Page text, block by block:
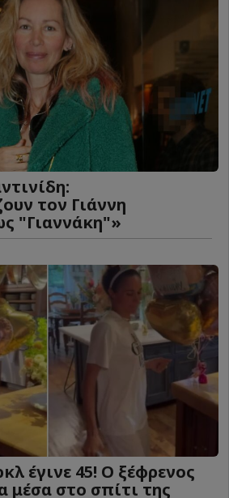
τον Γιάννη
"Γιαννάκη"»
έγινε 45! Ο ξέφρενος
μέσα στο σπίτι της